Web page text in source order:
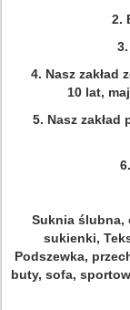
2.
4. Nasz zakład
10 lat,
5. Nasz
Suknia ślubna,
sukienki,
Podszewka,
buty, sofa,